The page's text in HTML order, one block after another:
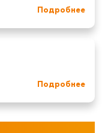
Подробнее
Подробнее